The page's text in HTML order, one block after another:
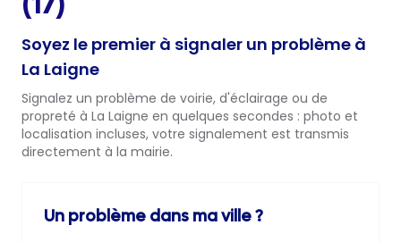
Soyez le premier à signaler un problème à
La Laigne
Signalez un problème de voirie, d'éclairage ou de
propreté à La Laigne en quelques secondes : photo et
localisation incluses, votre signalement est transmis
directement à la mairie.
Un problème dans ma ville ?